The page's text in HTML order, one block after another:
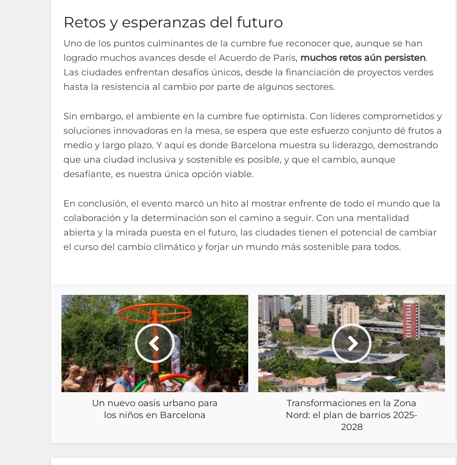
Retos y esperanzas del futuro
Uno de los puntos culminantes de la cumbre fue reconocer que, aunque se han
logrado muchos avances desde el Acuerdo de París, muchos retos aún persisten.
Las ciudades enfrentan desafíos únicos, desde la financiación de proyectos verdes
hasta la resistencia al cambio por parte de algunos sectores.
Sin embargo, el ambiente en la cumbre fue optimista. Con líderes comprometidos y
soluciones innovadoras en la mesa, se espera que este esfuerzo conjunto dé frutos a
medio y largo plazo. Y aquí es donde Barcelona muestra su liderazgo, demostrando
que una ciudad inclusiva y sostenible es posible, y que el cambio, aunque
desafiante, es nuestra única opción viable.
En conclusión, el evento marcó un hito al mostrar enfrente de todo el mundo que la
colaboración y la determinación son el camino a seguir. Con una mentalidad
abierta y la mirada puesta en el futuro, las ciudades tienen el potencial de cambiar
el curso del cambio climático y forjar un mundo más sostenible para todos.
Un nuevo oasis urbano para
los niños en Barcelona
Transformaciones en la Zona
Nord: el plan de barrios 2025-
2028